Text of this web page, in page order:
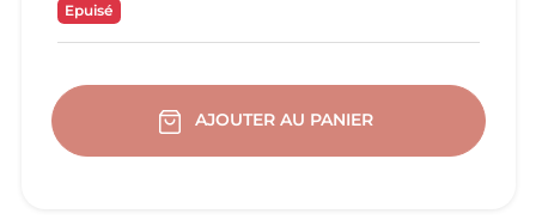
Epuisé
AJOUTER AU PANIER